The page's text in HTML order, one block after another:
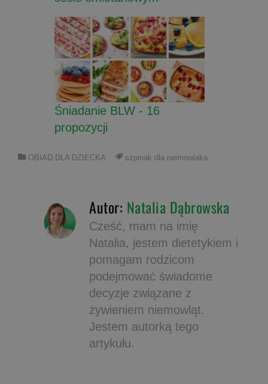
Śniadanie BLW - 16
propozycji
OBIAD DLA DZIECKA szpinak dla niemowlaka
Autor: Natalia Dąbrowska
Cześć, mam na imię
Natalia, jestem dietetykiem i
pomagam rodzicom
podejmować świadome
decyzje związane z
żywieniem niemowląt.
Jestem autorką tego
artykułu.